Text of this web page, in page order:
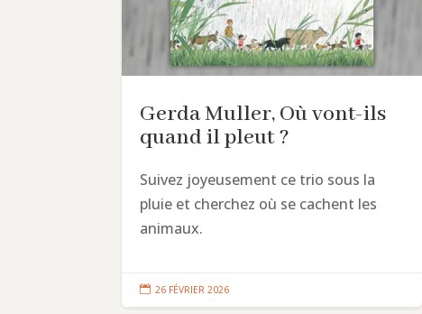
Gerda Muller, Où vont-ils
quand il pleut ?
Suivez joyeusement ce trio sous la
pluie et cherchez où se cachent les
animaux.
 26 FÉVRIER 2026